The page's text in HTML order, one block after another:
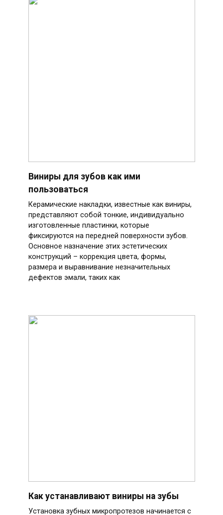
Виниры для зубов как ими
пользоваться
Керамические накладки, известные как виниры,
представляют собой тонкие, индивидуально
изготовленные пластинки, которые
фиксируются на передней поверхности зубов.
Основное назначение этих эстетических
конструкций – коррекция цвета, формы,
размера и выравнивание незначительных
дефектов эмали, таких как
Как устанавливают виниры на зубы
Установка зубных микропротезов начинается с